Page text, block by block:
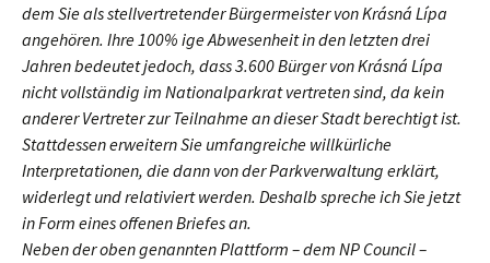
dem Sie als stellvertretender Bürgermeister von Krásná Lípa
angehören. Ihre 100% ige Abwesenheit in den letzten drei
Jahren bedeutet jedoch, dass 3.600 Bürger von Krásná Lípa
nicht vollständig im Nationalparkrat vertreten sind, da kein
anderer Vertreter zur Teilnahme an dieser Stadt berechtigt ist.
Stattdessen erweitern Sie umfangreiche willkürliche
Interpretationen, die dann von der Parkverwaltung erklärt,
widerlegt und relativiert werden. Deshalb spreche ich Sie jetzt
in Form eines offenen Briefes an.
Neben der oben genannten Plattform – dem NP Council –